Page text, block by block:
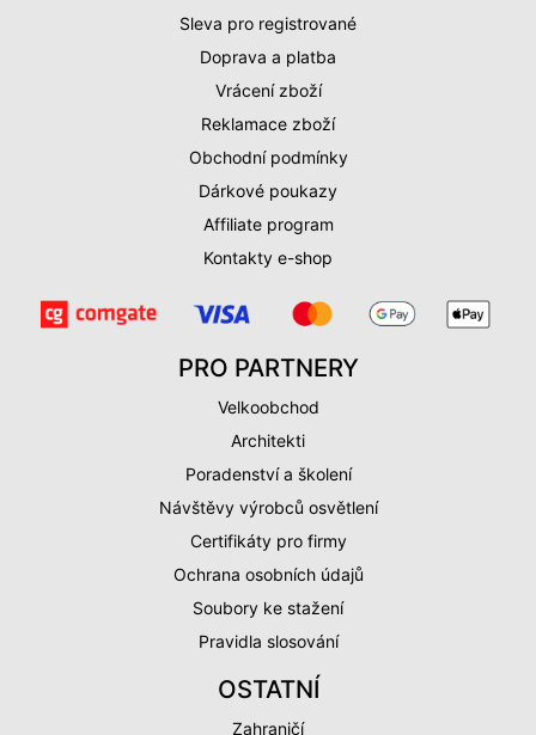
Sleva pro registrované
Doprava a platba
Vrácení zboží
Reklamace zboží
Obchodní podmínky
Dárkové poukazy
Affiliate program
Kontakty e-shop
PRO PARTNERY
Velkoobchod
Architekti
Poradenství a školení
Návštěvy výrobců osvětlení
Certifikáty pro firmy
Ochrana osobních údajů
Soubory ke stažení
Pravidla slosování
OSTATNÍ
Zahraničí